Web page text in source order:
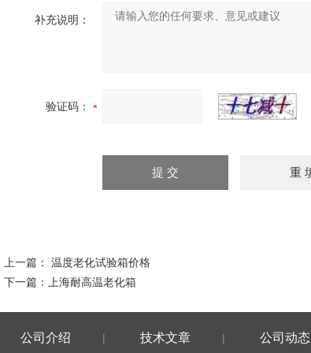
补充说明：
验证码：
上一篇： 温度老化试验箱价格
下一篇：
上海耐高温老化箱
公司介绍 | 技术文章 | 公司动态